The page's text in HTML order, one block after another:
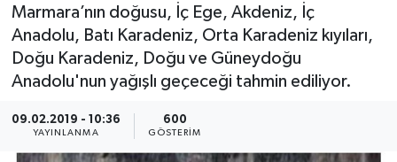
Marmara’nın doğusu, İç Ege, Akdeniz, İç
Anadolu, Batı Karadeniz, Orta Karadeniz kıyıları,
Doğu Karadeniz, Doğu ve Güneydoğu
Anadolu'nun yağışlı geçeceği tahmin ediliyor.
09.02.2019 - 10:36
YAYINLANMA
600
GÖSTERIM
GÖKTÜRK
GÜNDEM
KÜLTÜR - SANAT